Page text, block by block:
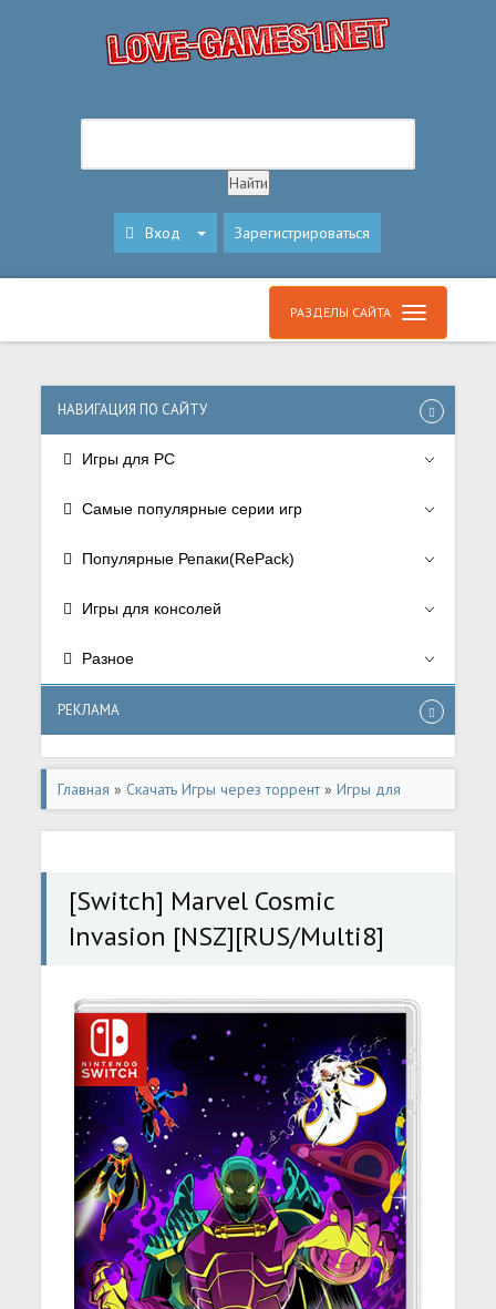
Вход Зарегистрироваться
РАЗДЕЛЫ САЙТА
НАВИГАЦИЯ ПО САЙТУ
Игры для PC
Самые популярные серии игр
Популярные Репаки(RePack)
Игры для консолей
Разное
РЕКЛАМА
Главная » Скачать Игры через торрент»Игры для
консолей»Игры для Nintendo Switch
[Switch] Marvel Cosmic
Invasion [NSZ][RUS/Multi8]